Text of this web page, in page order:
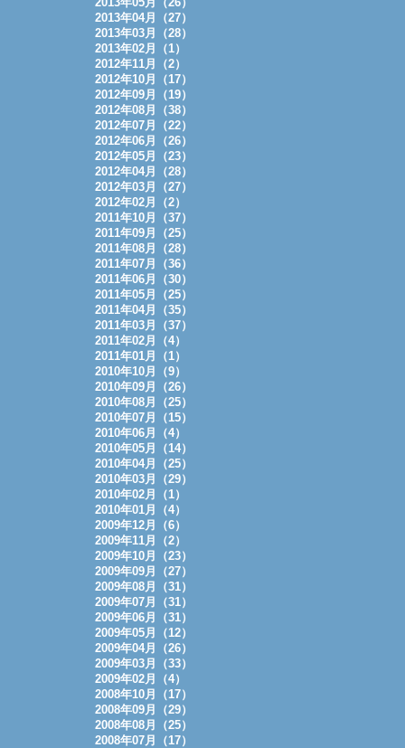
2013年04月（27）
2013年03月（28）
2013年02月（1）
2012年11月（2）
2012年10月（17）
2012年09月（19）
2012年08月（38）
2012年07月（22）
2012年06月（26）
2012年05月（23）
2012年04月（28）
2012年03月（27）
2012年02月（2）
2011年10月（37）
2011年09月（25）
2011年08月（28）
2011年07月（36）
2011年06月（30）
2011年05月（25）
2011年04月（35）
2011年03月（37）
2011年02月（4）
2011年01月（1）
2010年10月（9）
2010年09月（26）
2010年08月（25）
2010年07月（15）
2010年06月（4）
2010年05月（14）
2010年04月（25）
2010年03月（29）
2010年02月（1）
2010年01月（4）
2009年12月（6）
2009年11月（2）
2009年10月（23）
2009年09月（27）
2009年08月（31）
2009年07月（31）
2009年06月（31）
2009年05月（12）
2009年04月（26）
2009年03月（33）
2009年02月（4）
2008年10月（17）
2008年09月（29）
2008年08月（25）
2008年07月（17）